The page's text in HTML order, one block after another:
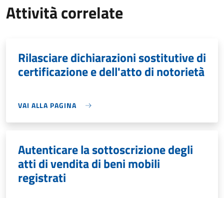
Attività correlate
Rilasciare dichiarazioni sostitutive di
certificazione e dell'atto di notorietà
VAI ALLA PAGINA
Autenticare la sottoscrizione degli
atti di vendita di beni mobili
registrati